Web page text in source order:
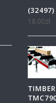
(32497)
18.00zł